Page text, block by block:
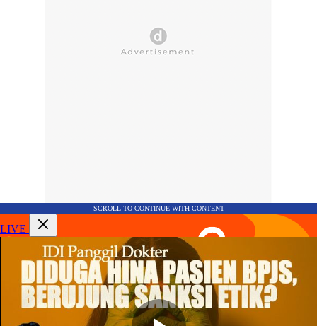
SCROLL TO CONTINUE WITH CONTENT
LIVE